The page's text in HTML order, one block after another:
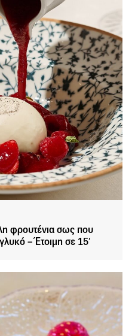
φρουτένια σως που
– Έτοιμη σε 15′